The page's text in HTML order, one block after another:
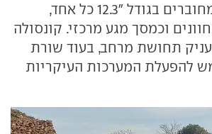
עם צמד מסכים מחוברים בגודל "12.3 כל אחד,
וכמסך מגע מרכזי. קונסולה
תחושת מרחב, בעוד שורת
להפעלת המערכות העיקריות